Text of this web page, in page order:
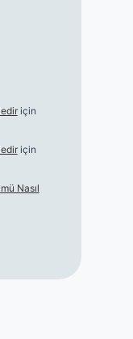
için
için
Nasıl